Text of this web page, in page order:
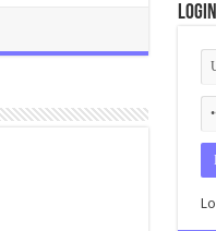
Login